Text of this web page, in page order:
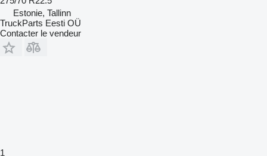
Estonie, Tallinn
TruckParts Eesti OÜ
Contacter le vendeur
1